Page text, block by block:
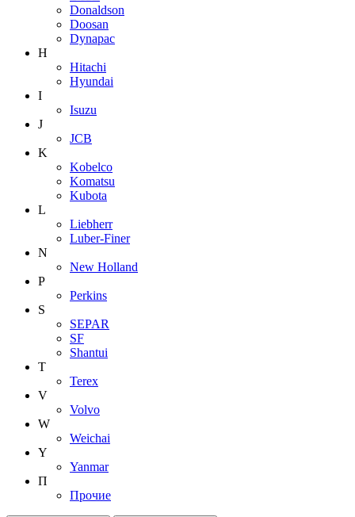
Donaldson
Doosan
Dynapac
H
Hitachi
Hyundai
I
Isuzu
J
JCB
K
Kobelco
Komatsu
Kubota
L
Liebherr
Luber-Finer
N
New Holland
P
Perkins
S
SEPAR
SF
Shantui
T
Terex
V
Volvo
W
Weichai
Y
Yanmar
П
Прочие